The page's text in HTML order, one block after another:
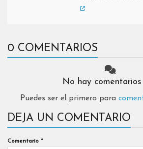
0 COMENTARIOS
No hay comentarios
Puedes ser el primero para
DEJA UN COMENTARIO
Comentario *